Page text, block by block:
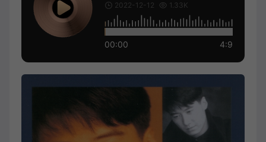
2022-12-12 1.33K
00:00 4:9